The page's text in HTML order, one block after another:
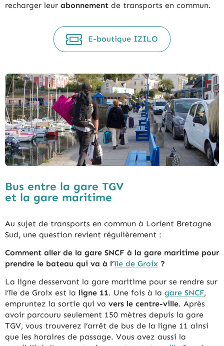
recharger leur abonnement de transports en commun.
E-boutique IZILO
Bus entre la gare TGV
et la gare maritime
Au sujet de transports en commun à Lorient Bretagne
Sud, une question revient régulièrement :
Comment aller de la gare SNCF à la gare maritime pour
prendre le bateau qui va à l’île de Groix ?
La ligne desservant la gare maritime pour se rendre sur
l’île de Groix est la ligne 11. Une fois à la gare SNCF,
empruntez la sortie qui va vers le centre-ville. Après
avoir parcouru seulement 150 mètres depuis la gare
TGV, vous trouverez l’arrêt de bus de la ligne 11 ainsi
que les horaires de passage. Vous avez aussi la